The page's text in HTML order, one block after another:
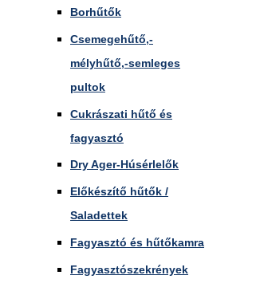
Borhűtők
Csemegehűtő,-
mélyhűtő,-semleges
pultok
Cukrászati hűtő és
fagyasztó
Dry Ager-Húsérlelők
Előkészítő hűtők /
Saladettek
Fagyasztó és hűtőkamra
Fagyasztószekrények